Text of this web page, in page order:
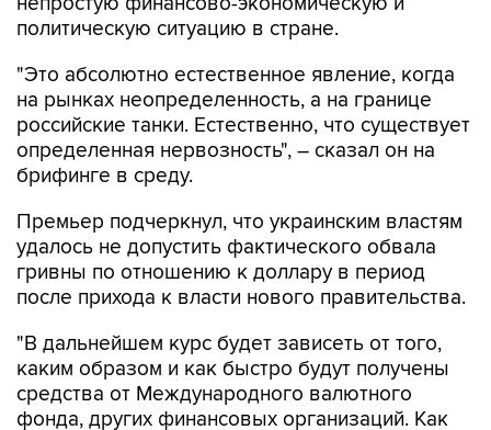
политическую ситуацию в стране.
"Это абсолютно естественное явление, когда
на рынках неопределенность, а на границе
российские танки. Естественно, что существует
определенная нервозность", – сказал он на
брифинге в среду.
Премьер подчеркнул, что украинским властям
удалось не допустить фактического обвала
гривны по отношению к доллару в период
после прихода к власти нового правительства.
"В дальнейшем курс будет зависеть от того,
каким образом и как быстро будут получены
средства от Международного валютного
фонда, других финансовых организаций. Как